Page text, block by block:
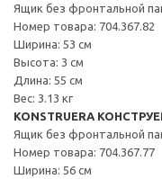
Ящик без фронтальной
Номер товара: 704.367.82
Ширина: 53 см
Высота: 3 см
Длина: 55 см
Вес: 3.13 кг
KONSTRUERA
Ящик без фронтальной
Номер товара: 704.367.77
Ширина: 56 см